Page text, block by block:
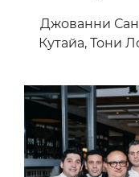
Джованни
Кутайа, Тони